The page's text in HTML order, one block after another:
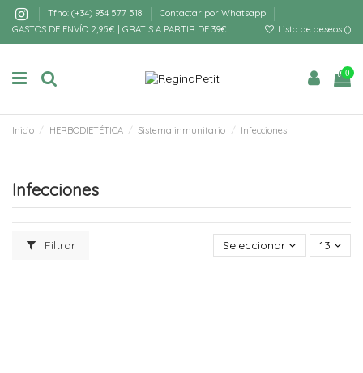
Tfno: (+34) 934 577 518
Contactar por Whatsapp
GASTOS DE ENVÍO 2,95€ | GRATIS A PARTIR DE 39€
Lista de deseos ()
0
Inicio HERBODIETÉTICA Sistema inmunitario Infecciones
Infecciones
Filtrar Seleccionar 13